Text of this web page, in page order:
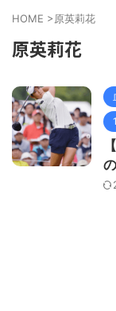
HOME >原英莉花
原英莉花